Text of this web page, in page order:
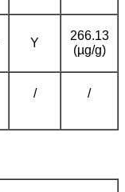
Y
266.13
(µg/g)
/ /